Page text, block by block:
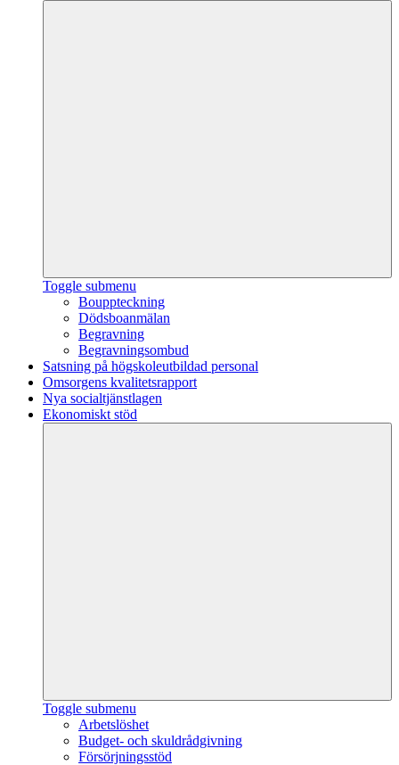
Toggle submenu
Bouppteckning
Dödsboanmälan
Begravning
Begravningsombud
Satsning på högskoleutbildad personal
Omsorgens kvalitetsrapport
Nya socialtjänstlagen
Ekonomiskt stöd
Toggle submenu
Arbetslöshet
Budget- och skuldrådgivning
Försörjningsstöd